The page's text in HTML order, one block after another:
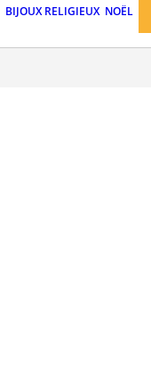
BIJOUX RELIGIEUX NOËL